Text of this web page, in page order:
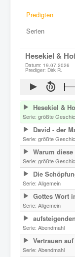
Predigten
Serien
Hesekiel &
Datum: 19.07.2026
Prediger: Dirk R.
Hesekiel &
Serie: größte
David - der
Serie: größte
Warum
Serie: größte
Die
Serie: Allgemein
Gottes Wort
Serie: Allgemein
Serie: Abendmahl
Vertrauen
Serie: Abendmahl